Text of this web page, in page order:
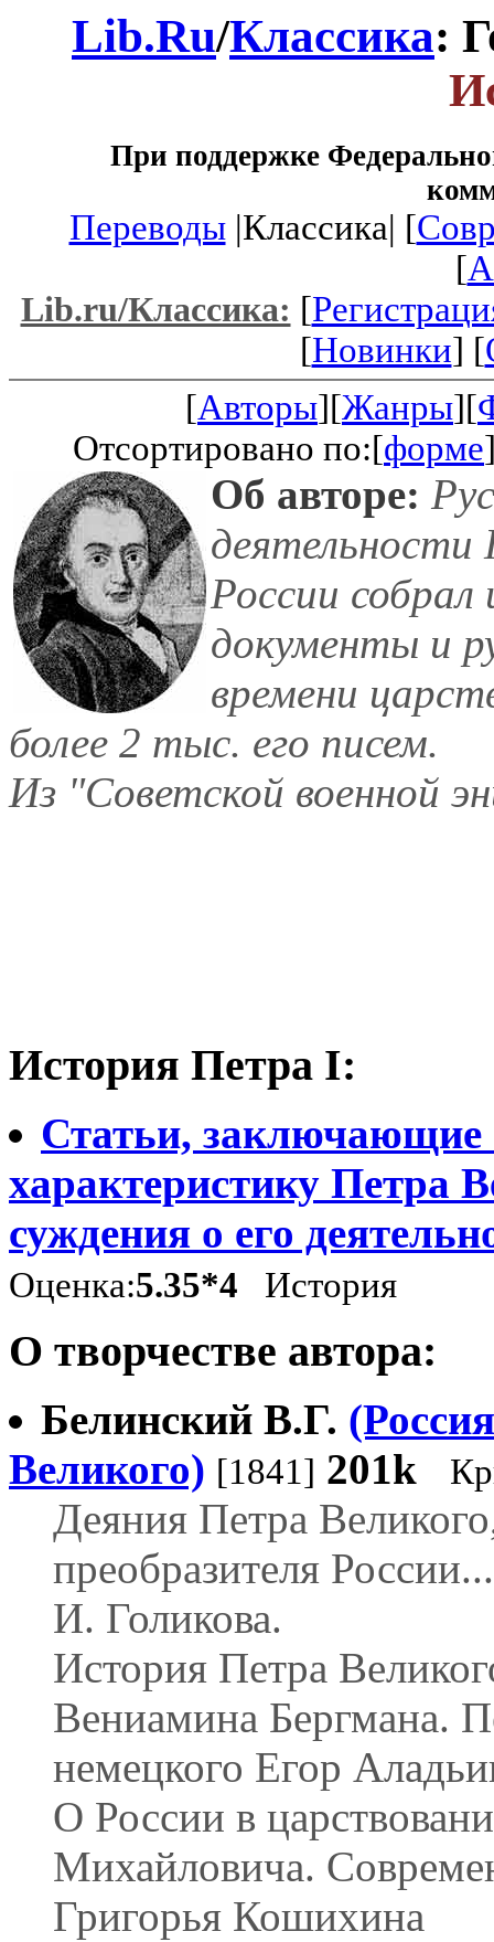
Lib.Ru/Классика:
При поддержке
Переводы|Классика| [
[
Lib.ru/Классика: [
[Новинки] [
[Авторы][Жанры][
Отсортировано по:[форме
Об авторе:
России собрал
документы и
времени
более 2 тыс. его писем.
Из "Советской военной
История Петра I:
Статьи, заключающие
характеристику Петра
суждения о его
Оценка:5.35*4 История
О творчестве автора:
Белинский В.Г.
Великого) [1841] 201k
Деяния Петра
преобразителя
И. Голикова.
История Петра
Вениамина Бергмана.
немецкого Егор
О России в
Михайловича.
Григорья Кошихина